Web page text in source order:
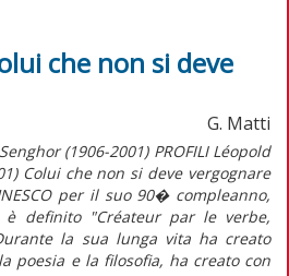
che non si deve
G. Matti
(1906-2001) PROFILI Léopold
Colui che non si deve vergognare
per il suo 90� compleanno,
è definito "Créateur par le verbe,
la sua lunga vita ha creato
poesia e la filosofia, ha creato con